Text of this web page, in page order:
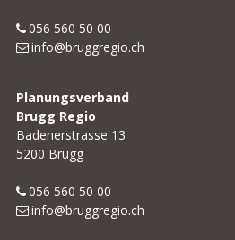
056 560 50 00
info@bruggregio.ch
Planungsverband
Brugg Regio
Badenerstrasse 13
5200 Brugg
056 560 50 00
info@bruggregio.ch